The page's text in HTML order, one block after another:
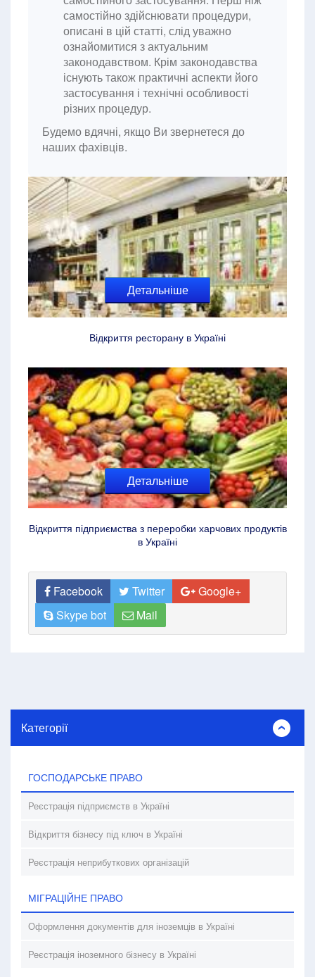
самостійно здійснювати процедури,
описані в цій статті, слід уважно
ознайомитися з актуальним
законодавством. Крім законодавства
існують також практичні аспекти його
застосування і технічні особливості
різних процедур.
Будемо вдячні, якщо Ви звернетеся до
наших фахівців.
Детальніше
Відкриття ресторану в Україні
Детальніше
Відкриття підприємства з переробки харчових продуктів
в Україні
Facebook Twitter
Google+
Skype bot
Mail
Категорії
ГОСПОДАРСЬКЕ ПРАВО
Реєстрація підприємств в Україні
Відкриття бізнесу під ключ в Україні
Реєстрація неприбуткових організацій
МІГРАЦІЙНЕ ПРАВО
Оформлення документів для іноземців в Україні
Реєстрація іноземного бізнесу в Україні